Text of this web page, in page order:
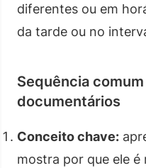
diferentes ou em
da tarde ou no
Sequência
documentários
Conceito chave:
mostra por que ele é